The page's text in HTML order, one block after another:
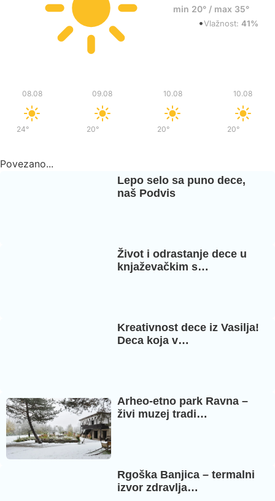
min 20° / max 35°
•Vlažnost: 41%
08.08
24°/
09.08
20°/
10.08
20°/
10.08
20°
Povezano...
Lepo selo sa puno dece,
naš Podvis
Život i odrastanje dece u
knjaževačkim s…
Kreativnost dece iz Vasilja!
Deca koja v…
Arheo-etno park Ravna –
živi muzej tradi…
Rgoška Banjica – termalni
izvor zdravlja…